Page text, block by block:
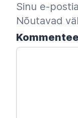
Sinu e-
Nõutavad